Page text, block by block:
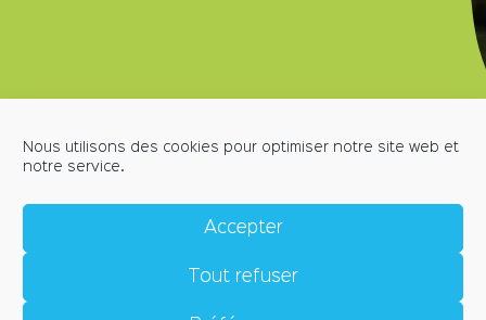
Nous utilisons des cookies pour optimiser notre site web et
notre service.
Accepter
Tout refuser
POLITIQUE DE CONFIDENTIALITÉ
CONTACT
Place de l'Église, 56190 ARZAL